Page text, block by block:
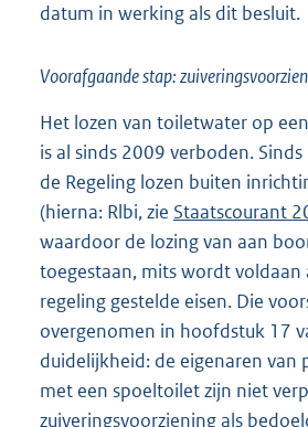
datum in werking als dit besluit.
Voorafgaande stap:
Het lozen van toiletwater op
is al sinds 2009 verboden.
de Regeling lozen buiten
(hierna: Rlbi, zie Staatscourant
waardoor de lozing van aan
toegestaan, mits wordt voldaan
regeling gestelde eisen. Die
overgenomen in hoofdstuk 17
duidelijkheid: de eigenaren van
met een spoeltoilet zijn niet
zuiveringsvoorziening als